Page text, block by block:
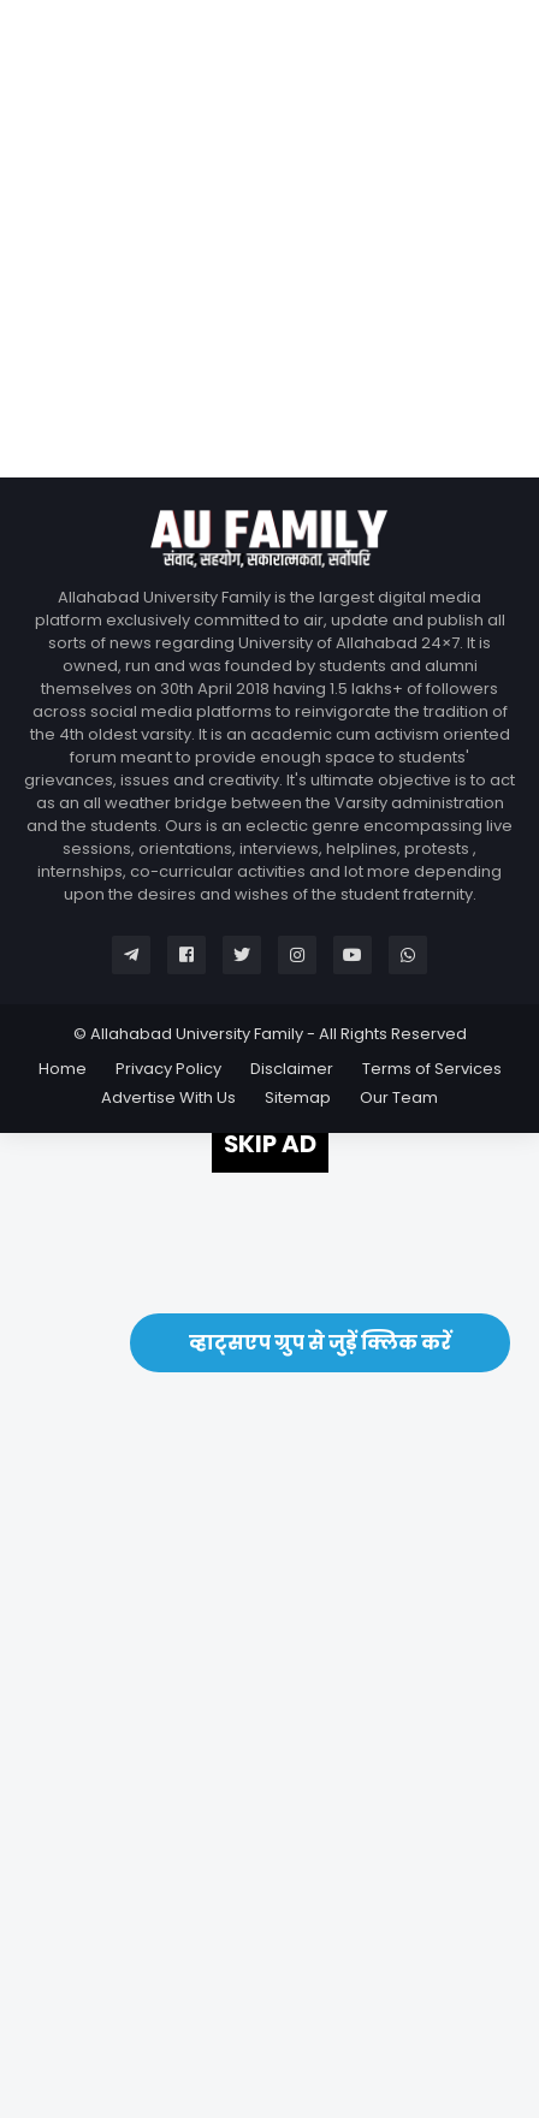
व्हाट्सएप ग्रुप से जुड़ें क्लिक करें
Allahabad University Family is the largest digital media
platform exclusively committed to air, update and publish all
sorts of news regarding University of Allahabad 24×7. It is
owned, run and was founded by students and alumni
themselves on 30th April 2018 having 1.5 lakhs+ of followers
across social media platforms to reinvigorate the tradition of
the 4th oldest varsity. It is an academic cum activism oriented
forum meant to provide enough space to students'
grievances, issues and creativity. It's ultimate objective is to act
as an all weather bridge between the Varsity administration
and the students. Ours is an eclectic genre encompassing live
sessions, orientations, interviews, helplines, protests ,
internships, co-curricular activities and lot more depending
upon the desires and wishes of the student fraternity.
© Allahabad University Family - All Rights Reserved
Home
Privacy Policy Disclaimer
Terms of Services
Advertise With Us
Sitemap Our Team
SKIP AD